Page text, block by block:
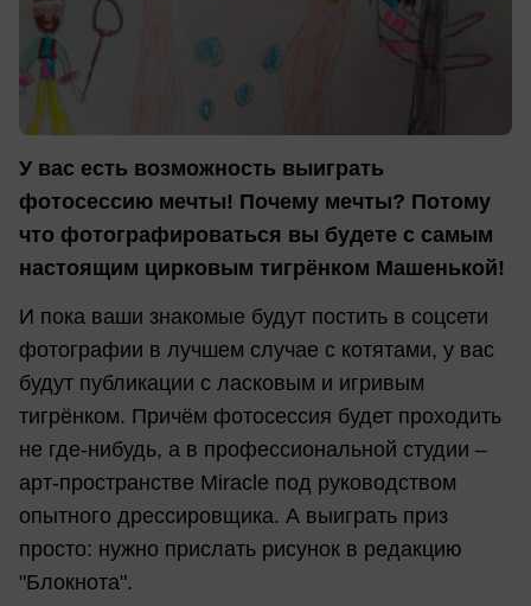
У вас есть возможность выиграть
фотосессию мечты! Почему мечты? Потому
что фотографироваться вы будете с самым
настоящим цирковым тигрёнком Машенькой!
И пока ваши знакомые будут постить в соцсети
фотографии в лучшем случае с котятами, у вас
будут публикации с ласковым и игривым
тигрёнком. Причём фотосессия будет проходить
не где-нибудь, а в профессиональной студии –
арт-пространстве Miracle под руководством
опытного дрессировщика. А выиграть приз
просто: нужно прислать рисунок в редакцию
"Блокнота".